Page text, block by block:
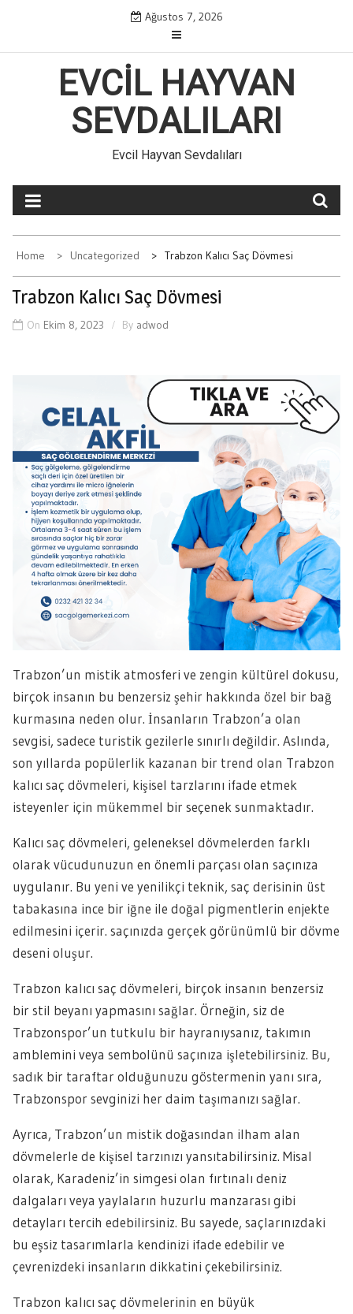
content
Ağustos 7, 2026
EVCIL HAYVAN
SEVDALILARI
Evcil Hayvan Sevdalıları
Home Uncategorized Trabzon Kalıcı Saç Dövmesi
Trabzon Kalıcı Saç Dövmesi
On Ekim 8, 2023 By adwod
Trabzon’un mistik atmosferi ve zengin kültürel dokusu,
birçok insanın bu benzersiz şehir hakkında özel bir bağ
kurmasına neden olur. İnsanların Trabzon’a olan
sevgisi, sadece turistik gezilerle sınırlı değildir. Aslında,
son yıllarda popülerlik kazanan bir trend olan Trabzon
kalıcı saç dövmeleri, kişisel tarzlarını ifade etmek
isteyenler için mükemmel bir seçenek sunmaktadır.
Kalıcı saç dövmeleri, geleneksel dövmelerden farklı
olarak vücudunuzun en önemli parçası olan saçınıza
uygulanır. Bu yeni ve yenilikçi teknik, saç derisinin üst
tabakasına ince bir iğne ile doğal pigmentlerin enjekte
edilmesini içerir. saçınızda gerçek görünümlü bir dövme
deseni oluşur.
Trabzon kalıcı saç dövmeleri, birçok insanın benzersiz
bir stil beyanı yapmasını sağlar. Örneğin, siz de
Trabzonspor’un tutkulu bir hayranıysanız, takımın
amblemini veya sembolünü saçınıza işletebilirsiniz. Bu,
sadık bir taraftar olduğunuzu göstermenin yanı sıra,
Trabzonspor sevginizi her daim taşımanızı sağlar.
Ayrıca, Trabzon’un mistik doğasından ilham alan
dövmelerle de kişisel tarzınızı yansıtabilirsiniz. Misal
olarak, Karadeniz’in simgesi olan fırtınalı deniz
dalgaları veya yaylaların huzurlu manzarası gibi
detayları tercih edebilirsiniz. Bu sayede, saçlarınızdaki
bu eşsiz tasarımlarla kendinizi ifade edebilir ve
çevrenizdeki insanların dikkatini çekebilirsiniz.
Trabzon kalıcı saç dövmelerinin en büyük